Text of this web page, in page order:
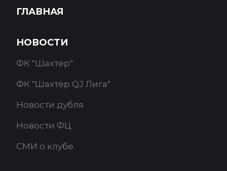
ГЛАВНАЯ
НОВОСТИ
ФК "Шахтёр"
ФК "Шахтёр QJ Лига"
Новости дубля
Новости ФЦ
СМИ о клубе